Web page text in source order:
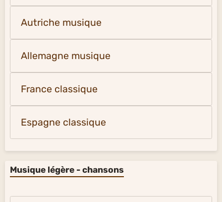
Autriche musique
Allemagne musique
France classique
Espagne classique
Musique légère - chansons